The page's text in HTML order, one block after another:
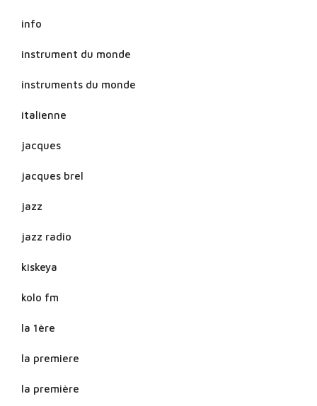
info
instrument du monde
instruments du monde
italienne
jacques
jacques brel
jazz
jazz radio
kiskeya
kolo fm
la 1ère
la premiere
la première